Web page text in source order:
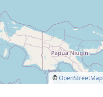
©OpenStreetMap